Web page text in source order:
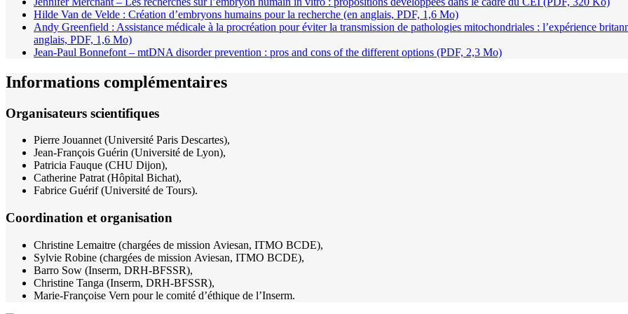
Hilde Van de Velde : Création d’embryons humains pour la recherche (en anglais, PDF, 1,6 Mo)
Andy Greenfield : Assistance médicale à la procréation pour éviter la transmission de pathologies mitochondriales : l’expérience
anglais, PDF, 1,6 Mo)
Jean-Paul Bonnefont – mtDNA disorder prevention : pros and cons of the different options (PDF, 2,3 Mo)
Informations complémentaires
Organisateurs scientifiques
Pierre Jouannet (Université Paris Descartes),
Jean-François Guérin (Université de Lyon),
Patricia Fauque (CHU Dijon),
Catherine Patrat (Hôpital Bichat),
Fabrice Guérif (Université de Tours).
Coordination et organisation
Christine Lemaitre (chargées de mission Aviesan, ITMO BCDE),
Sylvie Robine (chargées de mission Aviesan, ITMO BCDE),
Barro Sow (Inserm, DRH-BFSSR),
Christine Tanga (Inserm, DRH-BFSSR),
Marie-Françoise Vern pour le comité d’éthique de l’Inserm.